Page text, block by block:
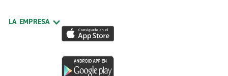
LA EMPRESA